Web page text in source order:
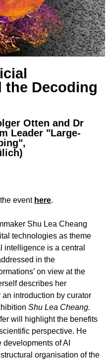
the Decoding
Otten and Dr
Leader "Large-
event here.
Shu Lea Cheang
technologies as theme
intelligence is a central
in the
on view at the
describes her
introduction by curator
Shu Lea Cheang.
will highlight the benefits
perspective. He
of AI
organisation of the